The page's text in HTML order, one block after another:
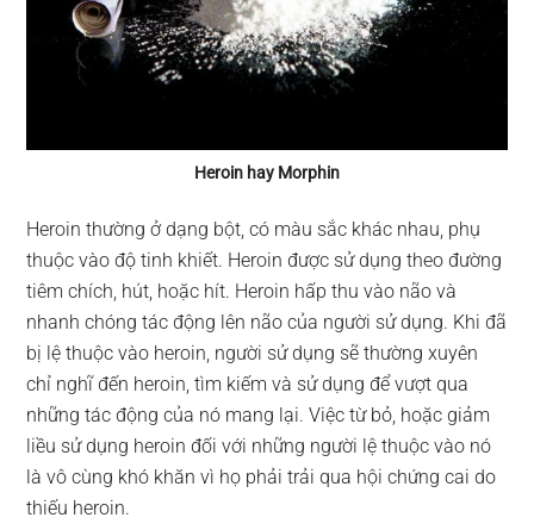
Heroin hay Morphin
Heroin thường ở dạng bột, có màu sắc khác nhau, phụ
thuộc vào độ tinh khiết. Heroin được sử dụng theo đường
tiêm chích, hút, hoặc hít. Heroin hấp thu vào não và
nhanh chóng tác động lên não của người sử dụng. Khi đã
bị lệ thuộc vào heroin, người sử dụng sẽ thường xuyên
chỉ nghĩ đến heroin, tìm kiếm và sử dụng để vượt qua
những tác động của nó mang lại. Việc từ bỏ, hoặc giảm
liều sử dụng heroin đối với những người lệ thuộc vào nó
là vô cùng khó khăn vì họ phải trải qua hội chứng cai do
thiếu heroin.